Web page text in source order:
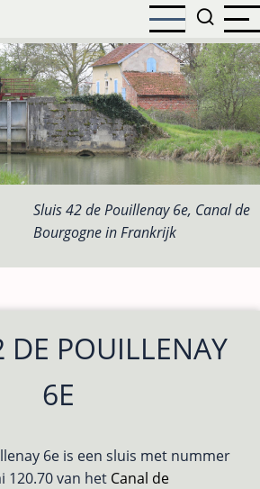
Sluis 42 de Pouillenay 6e, Canal de
Bourgogne in Frankrijk
DE POUILLENAY
6E
6e is een sluis met nummer
120.70 van het Canal de